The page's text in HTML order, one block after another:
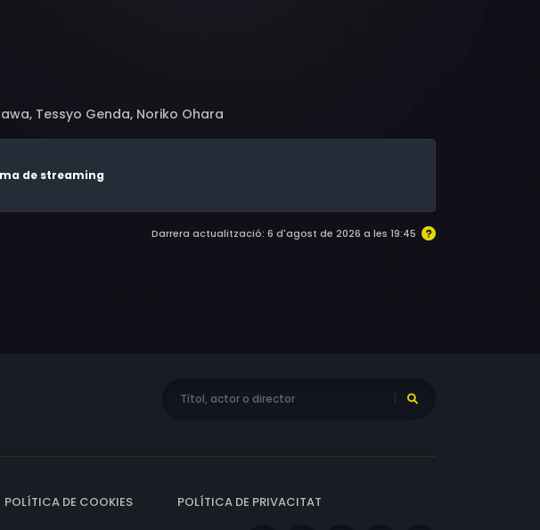
Tessyo Genda, Noriko Ohara
de streaming
Darrera actualització: 6 d'agost de 2026 a les 19:45
POLÍTICA DE COOKIES POLÍTICA DE PRIVACITAT